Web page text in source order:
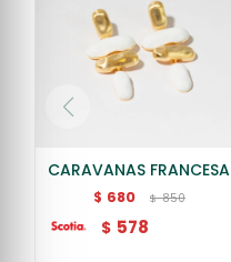
CARAVANAS FRANCESA
$ 680 $ 850
$ 578